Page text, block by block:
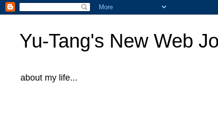
Yu-Tang's New Web
about my life...